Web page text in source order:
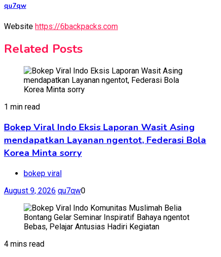
qu7qw
Website https://6backpacks.com
Related Posts
1 min read
Bokep Viral Indo Eksis Laporan Wasit Asing
mendapatkan Layanan ngentot, Federasi Bola
Korea Minta sorry
bokep viral
August 9, 2026 qu7qw0
4 mins read